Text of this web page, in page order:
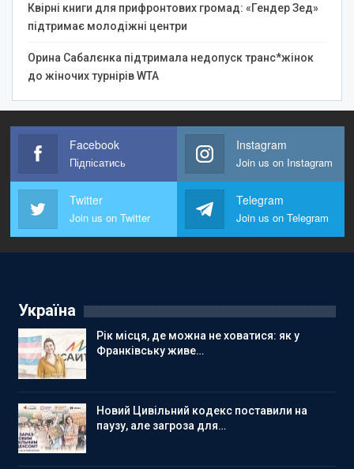
Квірні книги для прифронтових громад: «Гендер Зед»
підтримає молодіжні центри
Орина Сабалєнка підтримала недопуск транс*жінок
до жіночих турнірів WTA
Facebook
Підпісатись
Instagram
Join us on Instagram
Twitter
Join us on Twitter
Telegram
Join us on Telegram
Україна
Рік місця, де можна не ховатися: як у
Франківську живе…
Новий Цивільний кодекс поставили на
паузу, але загроза для…